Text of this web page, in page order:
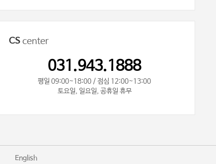
CS center
031.943.1888
평일 09:00~18:00 / 점심 12:00~13:00
토요일, 일요일, 공휴일 휴무
English